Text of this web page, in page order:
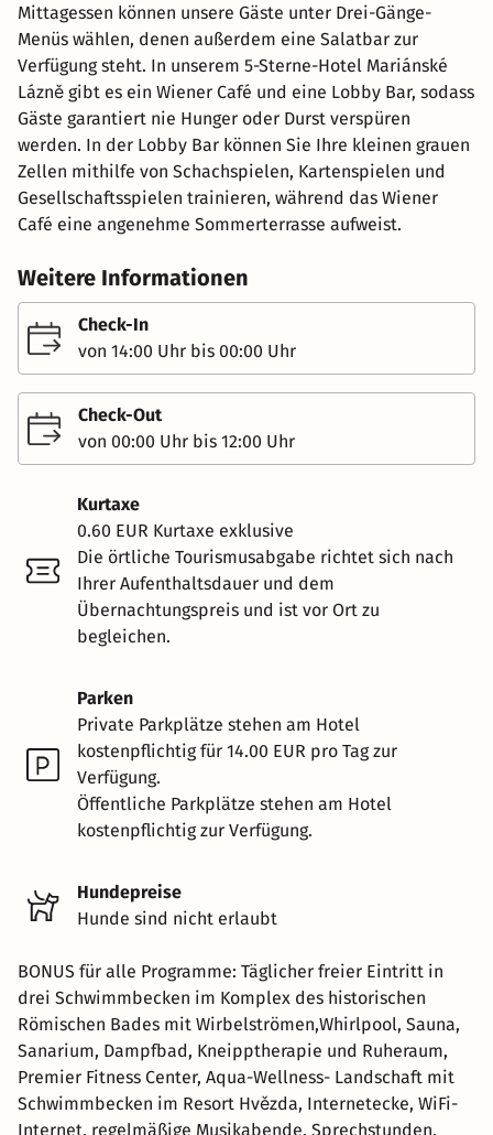
Mittagessen können unsere Gäste unter Drei-Gänge-
Menüs wählen, denen außerdem eine Salatbar zur
Verfügung steht. In unserem 5-Sterne-Hotel Mariánské
Lázně gibt es ein Wiener Café und eine Lobby Bar, sodass
Gäste garantiert nie Hunger oder Durst verspüren
werden. In der Lobby Bar können Sie Ihre kleinen grauen
Zellen mithilfe von Schachspielen, Kartenspielen und
Gesellschaftsspielen trainieren, während das Wiener
Café eine angenehme Sommerterrasse aufweist.
Weitere Informationen
Check-In
von 14:00 Uhr bis 00:00 Uhr
Check-Out
von 00:00 Uhr bis 12:00 Uhr
Kurtaxe
0.60 EUR Kurtaxe exklusive
Die örtliche Tourismusabgabe richtet sich nach
Ihrer Aufenthaltsdauer und dem
Übernachtungspreis und ist vor Ort zu
begleichen.
Parken
Private Parkplätze stehen am Hotel
kostenpflichtig für 14.00 EUR pro Tag zur
Verfügung.
Öffentliche Parkplätze stehen am Hotel
kostenpflichtig zur Verfügung.
Hundepreise
Hunde sind nicht erlaubt
BONUS für alle Programme: Täglicher freier Eintritt in
drei Schwimmbecken im Komplex des historischen
Römischen Bades mit Wirbelströmen,Whirlpool, Sauna,
Sanarium, Dampfbad, Kneipptherapie und Ruheraum,
Premier Fitness Center, Aqua-Wellness- Landschaft mit
Schwimmbecken im Resort Hvězda, Internetecke, WiFi-
Internet, regelmäßige Musikabende, Sprechstunden,